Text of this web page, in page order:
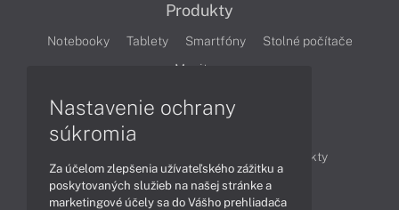
Produkty
Notebooky Tablety Smartfóny
Stolné počítače
Monitory
Produkty
Technológie
Videá
Nastavenie ochrany
súkromia
Za účelom zlepšenia užívateľského zážitku a
poskytovaných služieb na našej stránke a
marketingové účely sa do Vášho prehliadača